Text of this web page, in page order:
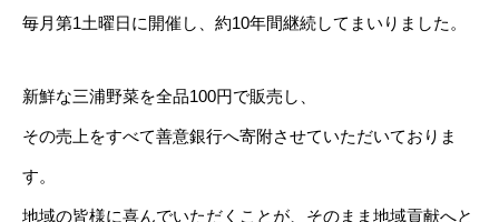
毎月第1土曜日に開催し、約10年間継続してまいりました。
新鮮な三浦野菜を全品100円で販売し、
その売上をすべて善意銀行へ寄附させていただいておりま
す。
地域の皆様に喜んでいただくことが、そのまま地域貢献へと